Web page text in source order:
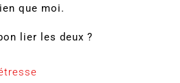
que moi.
lier les deux ?